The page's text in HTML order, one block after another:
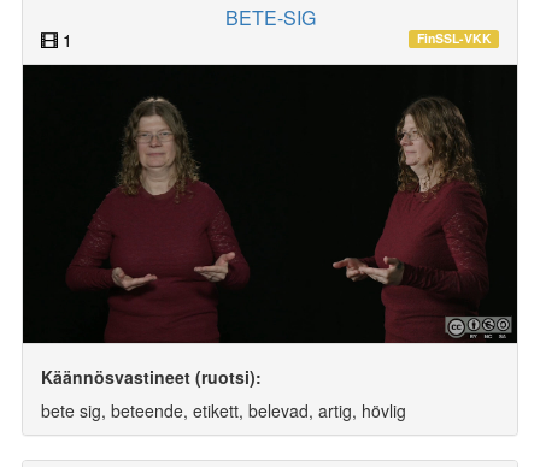
BETE-SIG
1 FinSSL-VKK
Käännösvastineet (ruotsi):
bete sig, beteende, etikett, belevad, artig, hövlig